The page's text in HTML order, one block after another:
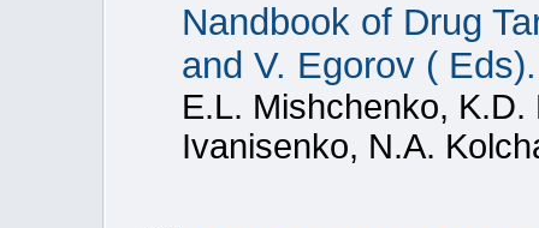
Nandbook of Drug
and V. Egorov ( Eds).
E.L. Mishchenko,
Ivanisenko, N.A.